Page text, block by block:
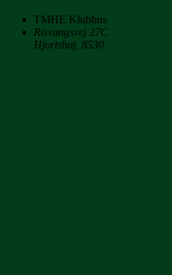
TMHE Klubhus
Risvangsvej 27C
Hjortshøj 8530